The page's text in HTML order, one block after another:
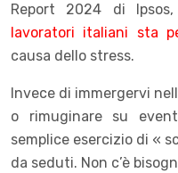
Report 2024 di
lavoratori italiani sta
causa dello stress.
Invece di immergervi
o rimuginare su
semplice esercizio di «
da seduti. Non c’è